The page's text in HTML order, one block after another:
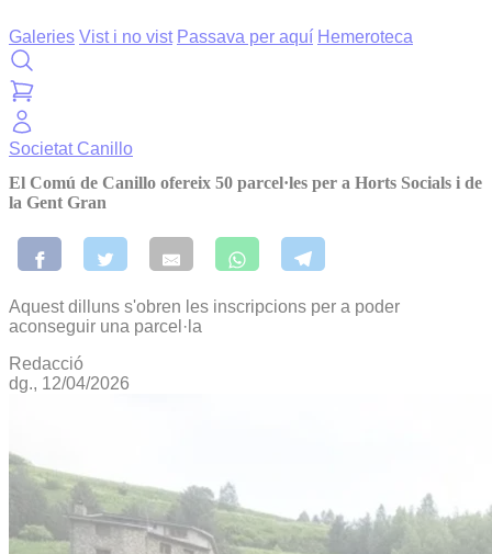
Galeries Vist i no vist Passava per aquí Hemeroteca
Societat Canillo
El Comú de Canillo ofereix 50 parcel·les per a Horts Socials i de
la Gent Gran
Aquest dilluns s'obren les inscripcions per a poder
aconseguir una parcel·la
Redacció
dg., 12/04/2026